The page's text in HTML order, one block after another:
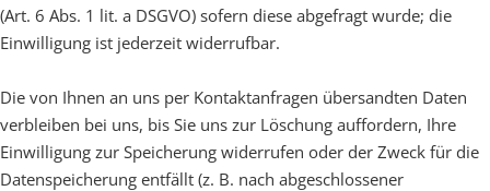
(Art. 6 Abs. 1 lit. a DSGVO) sofern diese abgefragt wurde; die
Einwilligung ist jederzeit widerrufbar.
Die von Ihnen an uns per Kontaktanfragen übersandten Daten
verbleiben bei uns, bis Sie uns zur Löschung auffordern, Ihre
Einwilligung zur Speicherung widerrufen oder der Zweck für die
Datenspeicherung entfällt (z. B. nach abgeschlossener